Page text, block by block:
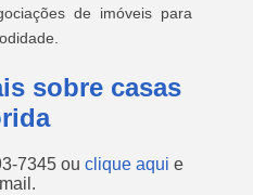
de imóveis para
sobre casas
7345 ou clique aqui e